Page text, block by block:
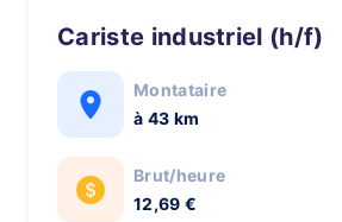
Cariste industriel (h/f)
Montataire
à 43 km
Brut/heure
12,69 €